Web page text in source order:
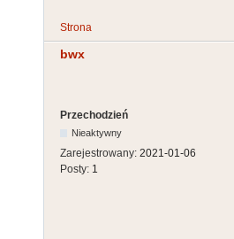
Strona
bwx
Przechodzień
Nieaktywny
Zarejestrowany: 2021-01-06
Posty: 1